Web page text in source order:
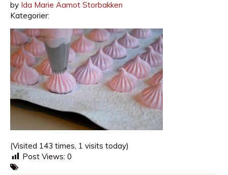
by Ida Marie Aamot Storbakken
Kategorier:
(Visited 143 times, 1 visits today)
Post Views: 0